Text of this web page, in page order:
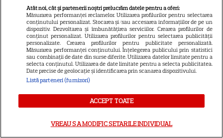
Publicitate
Termeni și condiții
Despre cookies
Politica de confidenţialitate
Sitemap
NUMĂRUL CURENT
Atât noi, cât și partenerii noștri prelucrăm datele pentru a oferi:
Măsurarea performanței reclamelor. Utilizarea profilurilor pentru selectarea
conținutului personalizat. Stocarea și/sau accesarea informațiilor de pe un
dispozitiv. Dezvoltarea și îmbunătățirea serviciilor. Crearea profilurilor de
conținut personalizat. Utilizarea profilurilor pentru selectarea publicității
personalizate. Crearea profilurilor pentru publicitate personalizată.
Măsurarea performanței conținutului. Înțelegerea publicului prin statistici
sau combinații de date din surse diferite. Utilizarea datelor limitate pentru a
selecta conținutul. Utilizarea de date limitate pentru a selecta publicitatea.
Date precise de geolocație și identificarea prin scanarea dispozitivului.
Listă parteneri (furnizori)
ACCEPT TOATE
VREAU SA MODIFIC SETARILE INDIVIDUAL